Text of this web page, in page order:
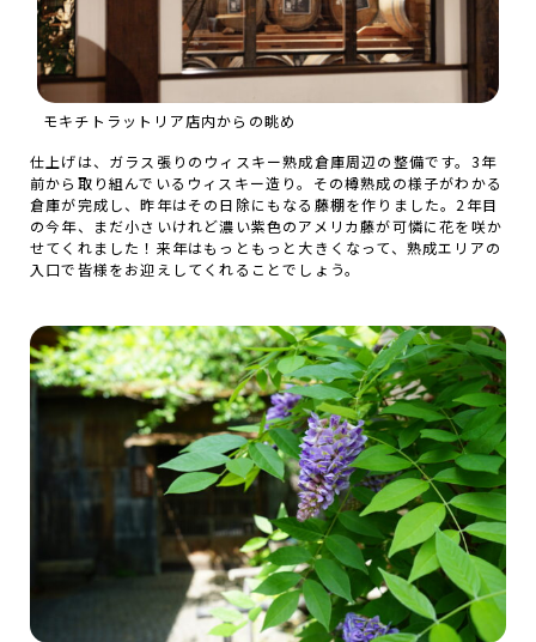
モキチトラットリア店内からの眺め
仕上げは、ガラス張りのウィスキー熟成倉庫周辺の整備です。3年
前から取り組んでいるウィスキー造り。その樽熟成の様子がわかる
倉庫が完成し、昨年はその日除にもなる藤棚を作りました。2年目
の今年、まだ小さいけれど濃い紫色のアメリカ藤が可憐に花を咲か
せてくれました！来年はもっともっと大きくなって、熟成エリアの
入口で皆様をお迎えしてくれることでしょう。